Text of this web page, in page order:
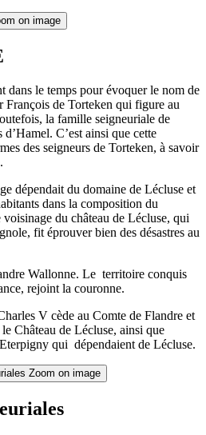
on image
le temps pour évoquer le nom de
François de Torteken qui figure au
la famille seigneuriale de
C’est ainsi que cette
des seigneurs de Torteken, à savoir
dépendait du domaine de Lécluse et
dans la composition du
du château de Lécluse, qui
fit éprouver bien des désastres au
Wallonne. Le territoire conquis
rejoint la couronne.
V cède au Comte de Flandre et
le Château de Lécluse, ainsi que
qui dépendaient de Lécluse.
Zoom on image